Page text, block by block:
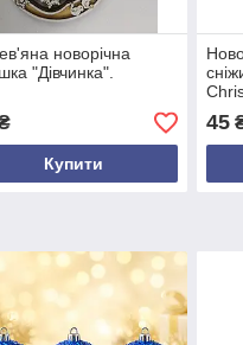
новорічна
"Дівчинка".
Купити
45